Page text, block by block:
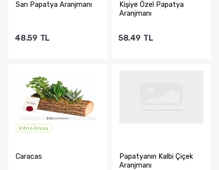
Sarı Papatya Aranjmanı
48.59 TL
Sepete Ekle
Kişiye Özel Papatya
Aranjmanı
58.49 TL
Vitrin Ürünü
Caracas
Papatyanın Kalbi Çiçek
Aranjmanı